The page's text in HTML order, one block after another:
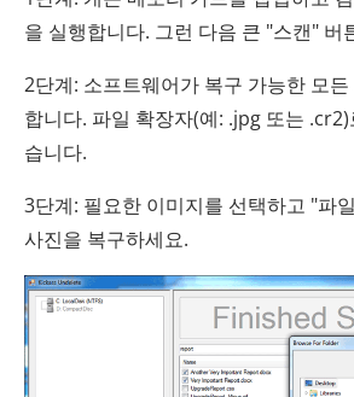
을 실행합니다. 그런 다음 큰 "스캔" 버
2단계: 소프트웨어가 복구 가능한 모
합니다. 파일 확장자(예: .jpg 또는
습니다.
3단계: 필요한 이미지를 선택하고 "파
사진을 복구하세요.